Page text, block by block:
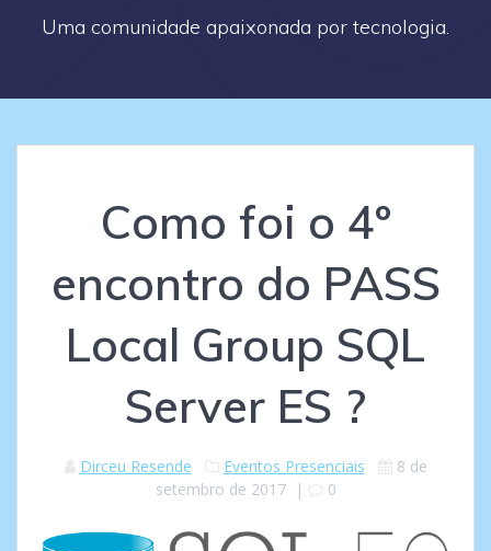
Uma comunidade apaixonada por tecnologia.
Como foi o 4º
encontro do PASS
Local Group SQL
Server ES ?
Dirceu Resende Eventos Presenciais
8 de
setembro de 2017| 0